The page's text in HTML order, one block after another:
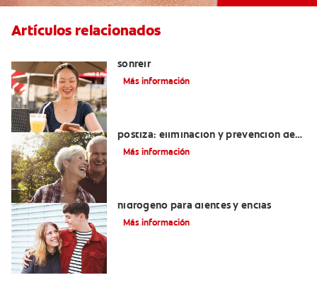
Artículos relacionados
sonreír
Más información
postiza: eliminación y prevención de
manchas
Más información
hidrógeno para dientes y encías
Más información